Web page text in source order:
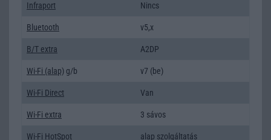
Infraport Nincs
Bluetooth v5,x
B/T extra A2DP
Wi-Fi (alap) g/b v7 (be)
Wi-Fi Direct Van
Wi-Fi extra 3 sávos
Wi-Fi HotSpot alap szolgáltatás